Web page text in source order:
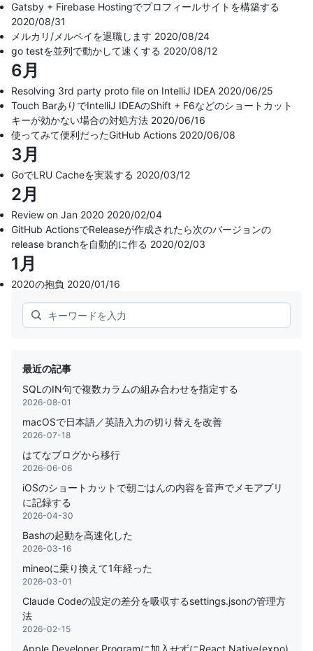
Gatsby + Firebase Hostingでプロフィールサイトを構築する
2020/08/31
メルカリ/メルペイを退職します 2020/08/24
go testを並列で動かして速くする 2020/08/12
6月
Resolving 3rd party proto file on IntelliJ IDEA 2020/06/25
Touch BarありでIntelliJ IDEAのShift + F6などのショートカット
キーが効かない場合の対処方法 2020/06/16
使ってみて便利だったGitHub Actions 2020/06/08
3月
GoでLRU Cacheを実装する 2020/03/12
2月
Review on Jan 2020 2020/02/04
GitHub ActionsでReleaseが作成されたら次のバージョンの
release branchを自動的に作る 2020/02/03
1月
2020の抱負 2020/01/16
Search
最近の記事
SQLのIN句で複数カラムの組み合わせを指定する
2026-08-01
macOSで日本語／英語入力の切り替えを改善
2026-07-18
はてなブログから移行
2026-06-06
iOSのショートカットで朝ごはんの内容を音声でメモアプリ
に記録する
2026-04-30
Bashの起動を高速化した
2026-03-16
mineoに乗り換えて1年経った
2026-03-01
Claude Codeの設定の差分を吸収するsettings.jsonの管理方
法
2026-02-15
Apple Developer Programに加入せずにReact Native(expo)